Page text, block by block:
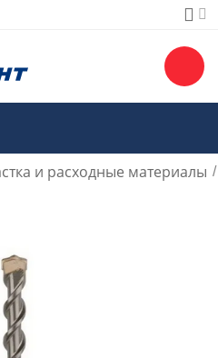
и расходные материалы /